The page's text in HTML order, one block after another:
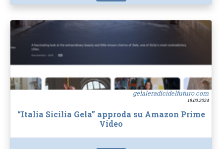
gelaleradicidelfuturo.com
18.03.2024
“Italia Sicilia Gela” approda su Amazon Prime
Video